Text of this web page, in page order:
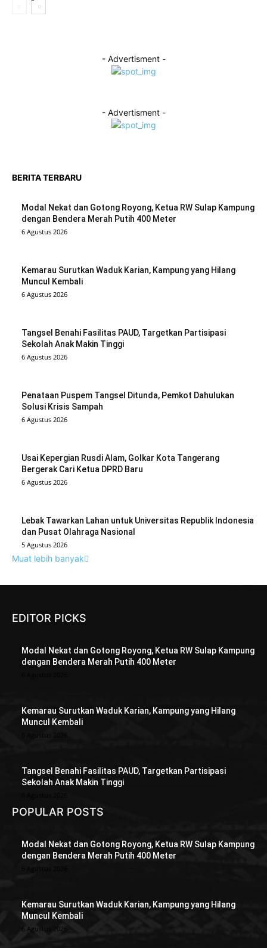
- Advertisment -
- Advertisment -
BERITA TERBARU
Modal Nekat dan Gotong Royong, Ketua RW Sulap Kampung
dengan Bendera Merah Putih 400 Meter
6 Agustus 2026
Kemarau Surutkan Waduk Karian, Kampung yang Hilang
Muncul Kembali
6 Agustus 2026
Tangsel Benahi Fasilitas PAUD, Targetkan Partisipasi
Sekolah Anak Makin Tinggi
6 Agustus 2026
Penataan Puspem Tangsel Ditunda, Pemkot Dahulukan
Solusi Krisis Sampah
6 Agustus 2026
Usai Kepergian Rusdi Alam, Golkar Kota Tangerang
Bergerak Cari Ketua DPRD Baru
6 Agustus 2026
Lebak Tawarkan Lahan untuk Universitas Republik Indonesia
dan Pusat Olahraga Nasional
5 Agustus 2026
Muat lebih banyak
EDITOR PICKS
Modal Nekat dan Gotong Royong, Ketua RW Sulap Kampung
dengan Bendera Merah Putih 400 Meter
Kemarau Surutkan Waduk Karian, Kampung yang Hilang
Muncul Kembali
Tangsel Benahi Fasilitas PAUD, Targetkan Partisipasi
Sekolah Anak Makin Tinggi
POPULAR POSTS
Modal Nekat dan Gotong Royong, Ketua RW Sulap Kampung
dengan Bendera Merah Putih 400 Meter
Kemarau Surutkan Waduk Karian, Kampung yang Hilang
Muncul Kembali
6 Agustus 2026